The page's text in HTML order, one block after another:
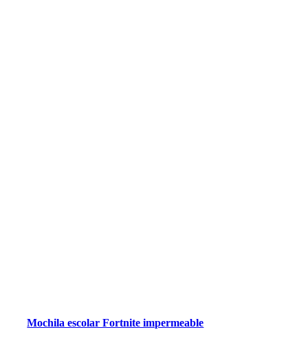
Mochila escolar Fortnite impermeable